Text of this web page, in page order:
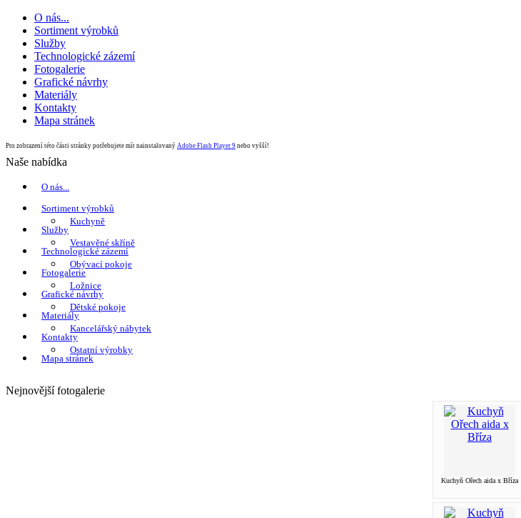
O nás...
Sortiment výrobků
Služby
Technologické zázemí
Fotogalerie
Grafické návrhy
Materiály
Kontakty
Mapa stránek
Pro zobrazení této části stránky potřebujete mít nainstalovaný Adobe Flash Player 9 nebo vyšší!
Naše nabídka
O nás...
Sortiment výrobků
Kuchyně
Vestavěné skříně
Obývací pokoje
Ložnice
Dětské pokoje
Kancelářský nábytek
Ostatní výrobky
Služby
Technologické zázemí
Fotogalerie
Grafické návrhy
Materiály
Kontakty
Mapa stránek
Nejnovější fotogalerie
Kuchyň Ořech aida x Bříza